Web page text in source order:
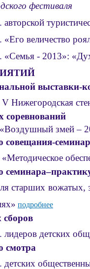
фестиваля
«Семья - 2013»:
выставки-
V Нижегородская
соревнований
змей –
совещания-
вожатых,
подробнее
детских
смотра
общественных